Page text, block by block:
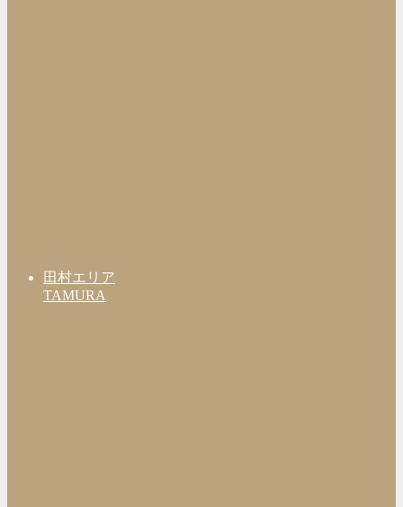
田村エリア
TAMURA